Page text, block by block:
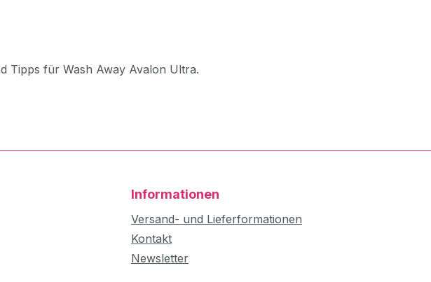
Tipps für Wash Away Avalon Ultra.
Informationen
Versand- und Lieferformationen
Kontakt
Newsletter